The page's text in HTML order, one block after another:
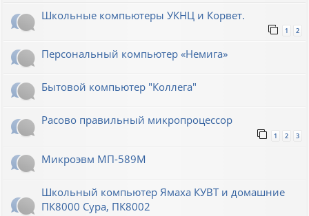
Школьные компьютеры УКНЦ и Корвет.
1 2
Персональный компьютер «Немига»
Бытовой компьютер "Коллега"
Расово правильный микропроцессор
1 2 3
Микроэвм МП-589М
Школьный компьютер Ямаха КУВТ и домашние
ПК8000 Сура, ПК8002